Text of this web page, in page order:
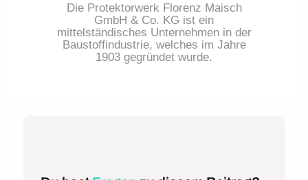
Die Protektorwerk Florenz Maisch
GmbH & Co. KG ist ein
mittelständisches Unternehmen in der
Baustoffindustrie, welches im Jahre
1903 gegründet wurde.